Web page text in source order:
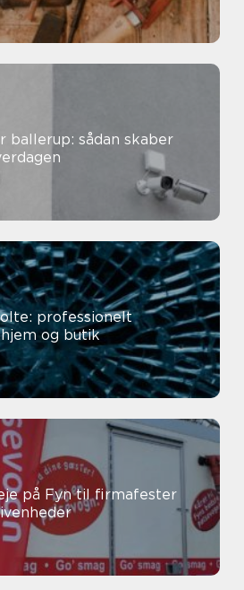
ballerup: sådan skaber
professionelt
og butik
på Fyn til firmafester